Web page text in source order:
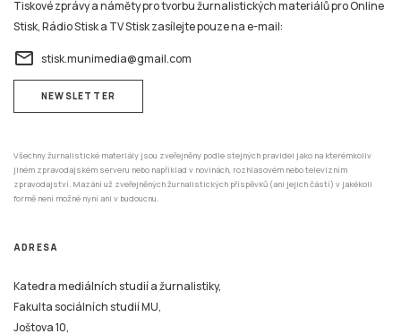
Tiskové zprávy a náměty pro tvorbu žurnalistických materiálů pro Online
Stisk, Rádio Stisk a TV Stisk zasílejte pouze na e-mail:
email stisk.munimedia@gmail.com
NEWSLETTER
Všechny žurnalistické materiály jsou zveřejněny podle stejných pravidel jako na kterémkoliv
jiném zpravodajském serveru nebo například v novinách, rozhlasovém nebo televizním
zpravodajství. Mazání už zveřejněných žurnalistických příspěvků (ani jejich částí) v jakékoli
formě není možné nyní ani v budoucnu.
ADRESA
Katedra mediálních studií a žurnalistiky,
Fakulta sociálních studií MU,
Joštova 10,